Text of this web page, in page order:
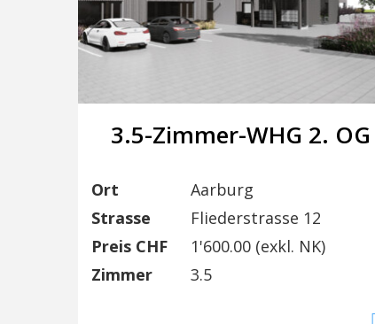
3.5-Zimmer-WHG 2. OG
Ort
Aarburg
Strasse
Fliederstrasse 12
Preis CHF
1'600.00 (exkl. NK)
Zimmer
3.5